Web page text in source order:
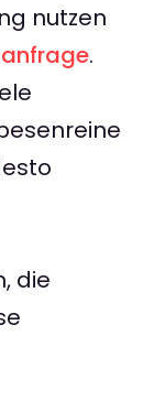
nutzen
.
die